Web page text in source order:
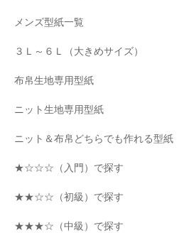
メンズ型紙一覧
３Ｌ～６Ｌ（大きめサイズ）
布帛生地専用型紙
ニット生地専用型紙
ニット＆布帛どちらでも作れる型紙
★☆☆☆（入門）で探す
★★☆☆（初級）で探す
★★★☆（中級）で探す